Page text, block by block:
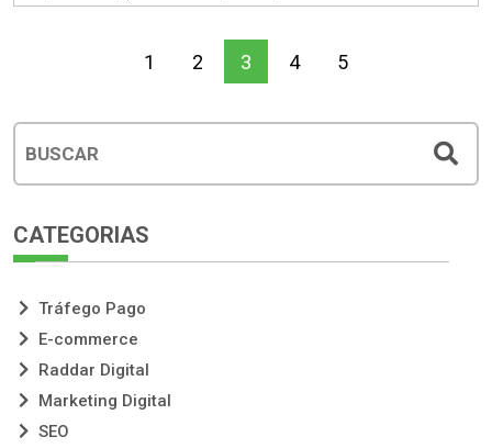
1 2 3 4 5
CATEGORIAS
Tráfego Pago
E-commerce
Raddar Digital
Marketing Digital
SEO